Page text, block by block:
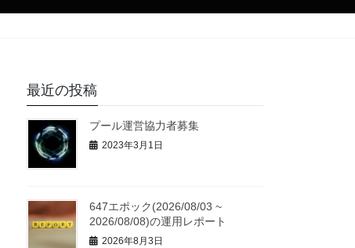
最近の投稿
プール運営協力者募集
2023年3月1日
647エポック(2026/08/03 ~
2026/08/08)の運用レポート
2026年8月3日